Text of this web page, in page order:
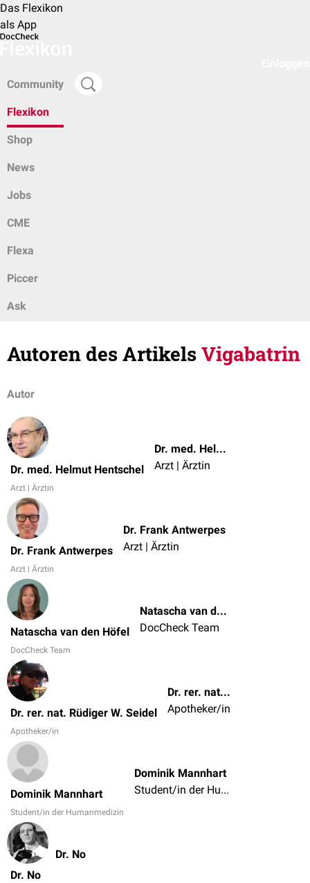
Das Flexikon
als App
Community
Flexikon
Shop
News
Jobs
CME
Flexa
Piccer
Ask
Autoren des ArtikelsVigabatrin
Autor
Dr. med. Helmut Hentschel
Arzt | Ärztin
Dr. med. Helmut Hentschel
Arzt | Ärztin
Dr. Frank Antwerpes
Arzt | Ärztin
Dr. Frank Antwerpes
Arzt | Ärztin
Natascha van den Höfel
DocCheck Team
Natascha van den Höfel
DocCheck Team
Dr. rer. nat. Rüdiger W. Seidel
Apotheker/in
Dr. rer. nat. Rüdiger W. Seidel
Apotheker/in
Dominik Mannhart
Student/in der Humanmedizin
Dominik Mannhart
Student/in der Humanmedizin
Dr. No
Dr. No